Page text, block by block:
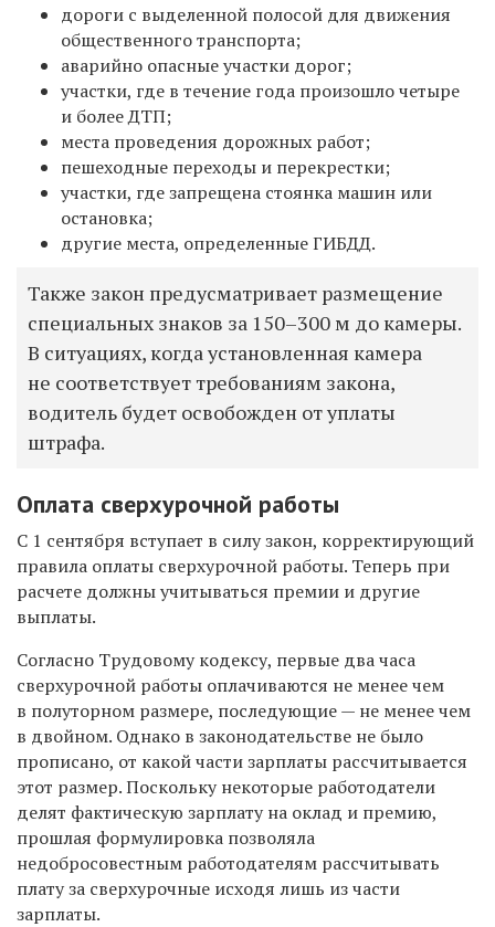
дороги с выделенной полосой для движения
общественного транспорта;
аварийно опасные участки дорог;
участки, где в течение года произошло четыре
и более ДТП;
места проведения дорожных работ;
пешеходные переходы и перекрестки;
участки, где запрещена стоянка машин или
остановка;
другие места, определенные ГИБДД.
Также закон предусматривает размещение
специальных знаков за 150–300 м до камеры.
В ситуациях, когда установленная камера
не соответствует требованиям закона,
водитель будет освобожден от уплаты
штрафа.
Оплата сверхурочной работы
С 1 сентября вступает в силу закон, корректирующий
правила оплаты сверхурочной работы. Теперь при
расчете должны учитываться премии и другие
выплаты.
Согласно Трудовому кодексу, первые два часа
сверхурочной работы оплачиваются не менее чем
в полуторном размере, последующие — не менее чем
в двойном. Однако в законодательстве не было
прописано, от какой части зарплаты рассчитывается
этот размер. Поскольку некоторые работодатели
делят фактическую зарплату на оклад и премию,
прошлая формулировка позволяла
недобросовестным работодателям рассчитывать
плату за сверхурочные исходя лишь из части
зарплаты.